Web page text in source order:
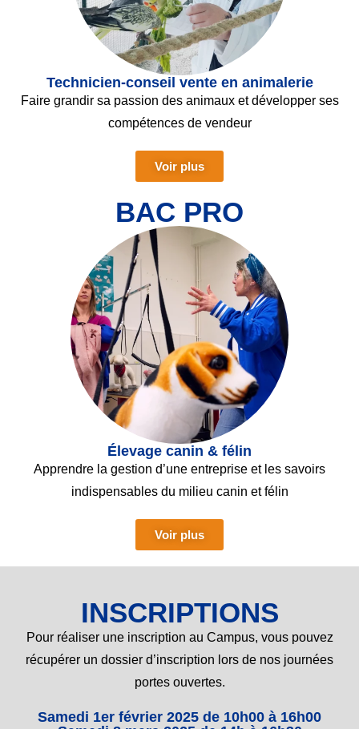
Technicien-conseil vente en animalerie
Faire grandir sa passion des animaux et développer ses
compétences de vendeur
Voir plus
BAC PRO
Élevage canin & félin
Apprendre la gestion d’une entreprise et les savoirs
indispensables du milieu canin et félin
Voir plus
INSCRIPTIONS
Pour réaliser une inscription au Campus, vous pouvez
récupérer un dossier d’inscription lors de nos journées
portes ouvertes.
Samedi 1er février 2025 de 10h00 à 16h00